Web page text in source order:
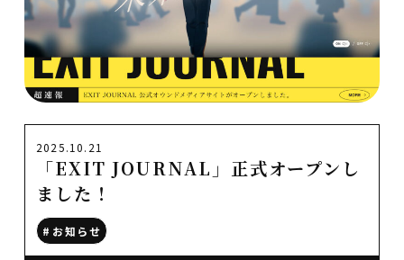
2025.10.21
「EXIT JOURNAL」正式オープンし
ました！
#お知らせ